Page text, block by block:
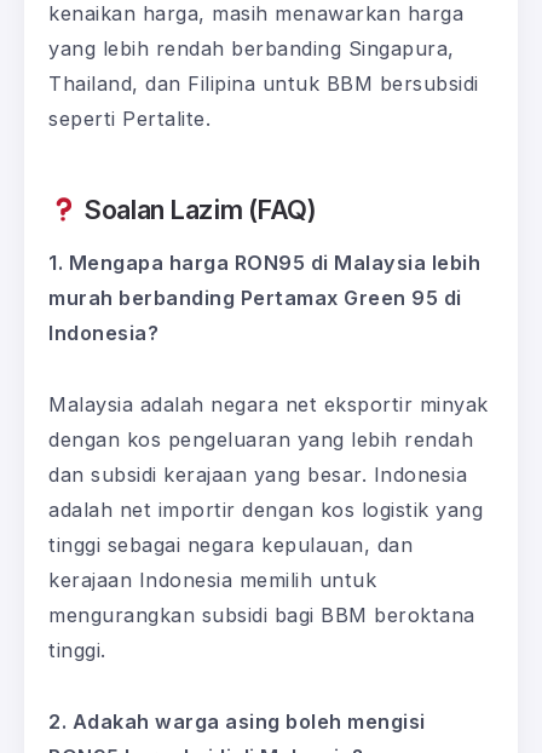
kenaikan harga, masih menawarkan harga
yang lebih rendah berbanding Singapura,
Thailand, dan Filipina untuk BBM bersubsidi
seperti Pertalite.
Soalan Lazim (FAQ)
1. Mengapa harga RON95 di Malaysia lebih
murah berbanding Pertamax Green 95 di
Indonesia?
Malaysia adalah negara net eksportir minyak
dengan kos pengeluaran yang lebih rendah
dan subsidi kerajaan yang besar. Indonesia
adalah net importir dengan kos logistik yang
tinggi sebagai negara kepulauan, dan
kerajaan Indonesia memilih untuk
mengurangkan subsidi bagi BBM beroktana
tinggi.
2. Adakah warga asing boleh mengisi